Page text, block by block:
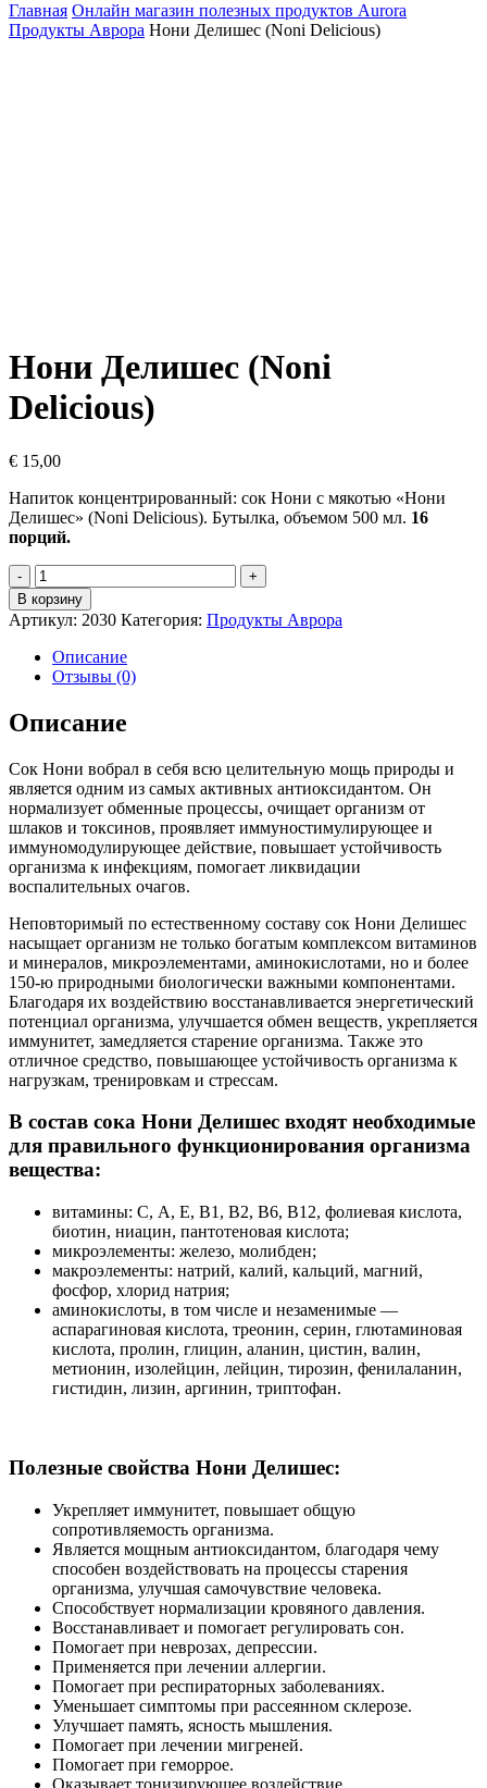
Главная Онлайн магазин полезных продуктов Aurora
Продукты Аврора Нони Делишес (Noni Delicious)
Нони Делишес (Noni
Delicious)
€ 15,00
Напиток концентрированный: сок Нони с мякотью «Нони
Делишес» (Noni Delicious). Бутылка, объемом 500 мл. 16
порций.
Количество
товара
Нони
Делишес
(Noni
Delicious)
В корзину
Артикул: 2030 Категория: Продукты Аврора
Описание
Отзывы (0)
Описание
Сок Нони вобрал в себя всю целительную мощь природы и
является одним из самых активных антиоксидантом. Он
нормализует обменные процессы, очищает организм от
шлаков и токсинов, проявляет иммуностимулирующее и
иммуномодулирующее действие, повышает устойчивость
организма к инфекциям, помогает ликвидации
воспалительных очагов.
Неповторимый по естественному составу сок Нони Делишес
насыщает организм не только богатым комплексом витаминов
и минералов, микроэлементами, аминокислотами, но и более
150-ю природными биологически важными компонентами.
Благодаря их воздействию восстанавливается энергетический
потенциал организма, улучшается обмен веществ, укрепляется
иммунитет, замедляется старение организма. Также это
отличное средство, повышающее устойчивость организма к
нагрузкам, тренировкам и стрессам.
В состав сока Нони Делишес входят необходимые
для правильного функционирования организма
вещества:
витамины: С, А, Е, В1, В2, В6, В12, фолиевая кислота,
биотин, ниацин, пантотеновая кислота;
микроэлементы: железо, молибден;
макроэлементы: натрий, калий, кальций, магний,
фосфор, хлорид натрия;
аминокислоты, в том числе и незаменимые —
аспарагиновая кислота, треонин, серин, глютаминовая
кислота, пролин, глицин, аланин, цистин, валин,
метионин, изолейцин, лейцин, тирозин, фенилаланин,
гистидин, лизин, аргинин, триптофан.
Полезные свойства Нони Делишес:
Укрепляет иммунитет, повышает общую
сопротивляемость организма.
Является мощным антиоксидантом, благодаря чему
способен воздействовать на процессы старения
организма, улучшая самочувствие человека.
Способствует нормализации кровяного давления.
Восстанавливает и помогает регулировать сон.
Помогает при неврозах, депрессии.
Применяется при лечении аллергии.
Помогает при респираторных заболеваниях.
Уменьшает симптомы при рассеянном склерозе.
Улучшает память, ясность мышления.
Помогает при лечении мигреней.
Помогает при геморрое.
Оказывает тонизирующее воздействие.